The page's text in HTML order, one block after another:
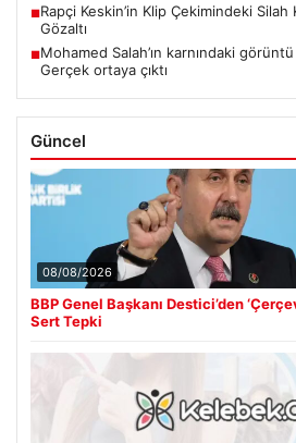
■Rapçi Keskin’in Klip Çekimindeki Silah
Gözaltı
■Mohamed Salah’ın karnındaki
Gerçek ortaya çıktı
Güncel
08/08/2026
BBP Genel Başkanı Destici’den
Sert Tepki